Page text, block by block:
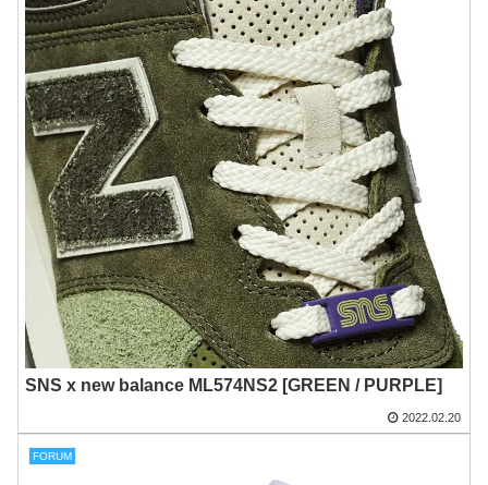
SNS x new balance ML574NS2 [GREEN / PURPLE]
2022.02.20
FORUM